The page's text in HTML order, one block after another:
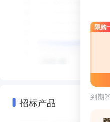
招标产品
限购
到期